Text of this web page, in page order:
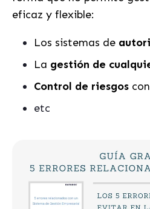
eficaz y flexible:
Los sistemas de
La gestión de
Control de riesgos
etc